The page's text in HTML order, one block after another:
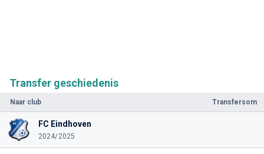
Transfer geschiedenis
Naar club Transfersom
FC Eindhoven
2024/2025